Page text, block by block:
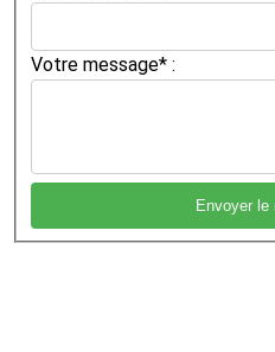
Votre message* :